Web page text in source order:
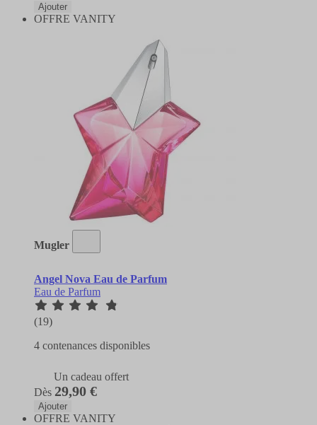
Ajouter
OFFRE VANITY
Mugler
Angel Nova Eau de Parfum
Eau de Parfum
(19)
4 contenances disponibles
Un cadeau offert
Dès 29,90 €
Ajouter
OFFRE VANITY